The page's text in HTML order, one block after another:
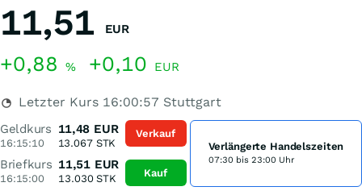
11,51 EUR
+0,88 % +0,10 EUR
Letzter Kurs 16:00:57 Stuttgart
Geldkurs
16:15:10
11,48 EUR
13.067STK
Briefkurs
16:15:00
11,51 EUR
13.030STK
Verkauf
Kauf
Verlängerte Handelszeiten
07:30 bis 23:00 Uhr